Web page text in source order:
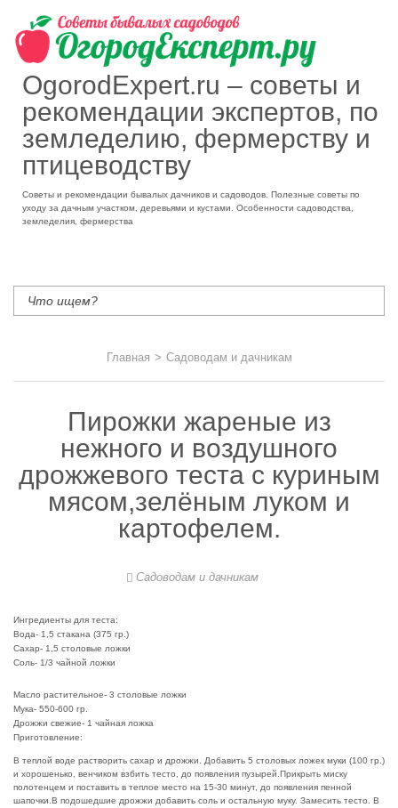
OgorodExpert.ru – cоветы и
рекомендации экспертов, по
земледелию, фермерству и
птицеводству
Советы и рекомендации бывалых дачников и садоводов. Полезные советы по
уходу за дачным участком, деревьями и кустами. Особенности садоводства,
земледелия, фермерства
Главная > Садоводам и дачникам
Пирожки жареные из
нежного и воздушного
дрожжевого теста с куриным
мясом,зелёным луком и
картофелем.
Садоводам и дачникам
Ингредиенты для теста:
Вода- 1,5 стакана (375 гр.)
Сахар- 1,5 столовые ложки
Соль- 1/3 чайной ложки
Масло растительное- 3 столовые ложки
Мука- 550-600 гр.
Дрожжи свежие- 1 чайная ложка
Приготовление:
В теплой воде растворить сахар и дрожжи. Добавить 5 столовых ложек муки (100 гр.)
и хорошенько, венчиком взбить тесто, до появления пузырей.Прикрыть миску
полотенцем и поставить в теплое место на 15-30 минут, до появления пенной
шапочки.В подошедшие дрожжи добавить соль и остальную муку. Замесить тесто. В